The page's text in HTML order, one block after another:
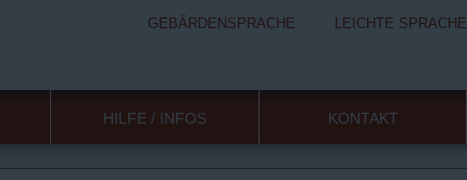
GEBÄRDENSPRACHE LEICHTE SPRACHE
HILFE / INFOS KONTAKT